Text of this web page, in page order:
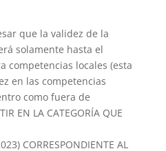
que la validez de la
solamente hasta el
competencias locales (esta
en las competencias
como fuera de
EN LA CATEGORÍA QUE
CORRESPONDIENTE AL